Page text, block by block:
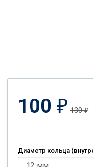
100 ₽ 130₽
Диаметр кольца